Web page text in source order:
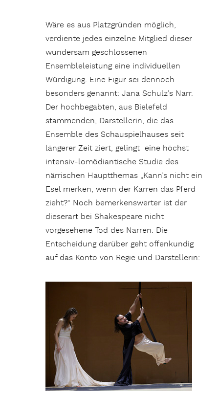
Wäre es aus Platzgründen möglich,
verdiente jedes einzelne Mitglied dieser
wundersam geschlossenen
Ensembleleistung eine individuellen
Würdigung. Eine Figur sei dennoch
besonders genannt: Jana Schulz’s Narr.
Der hochbegabten, aus Bielefeld
stammenden, Darstellerin, die das
Ensemble des Schauspielhauses seit
längerer Zeit ziert, gelingt eine höchst
intensiv-lomödiantische Studie des
närrischen Hauptthemas „Kann’s nicht ein
Esel merken, wenn der Karren das Pferd
zieht?“ Noch bemerkenswerter ist der
dieserart bei Shakespeare nicht
vorgesehene Tod des Narren. Die
Entscheidung darüber geht offenkundig
auf das Konto von Regie und Darstellerin: